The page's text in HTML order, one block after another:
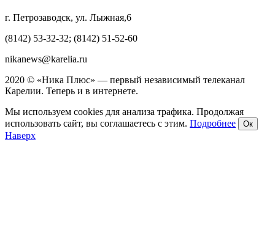
г. Петрозаводск, ул. Лыжная,6
(8142) 53-32-32; (8142) 51-52-60
nikanews@karelia.ru
2020 © «Ника Плюс» — первый независимый телеканал
Карелии. Теперь и в интернете.
Мы используем cookies для анализа трафика. Продолжая
использовать сайт, вы соглашаетесь с этим. Подробнее Ок
Наверх